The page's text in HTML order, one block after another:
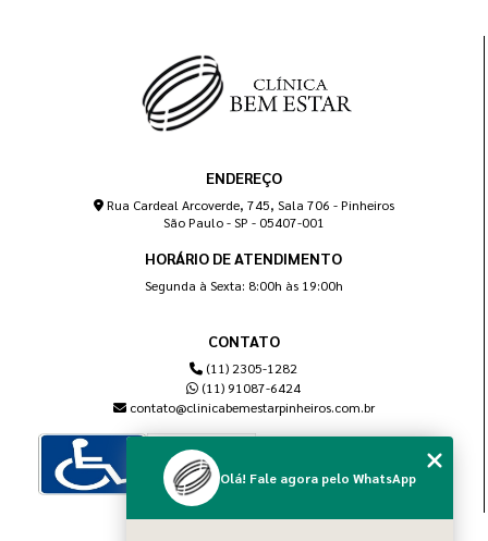
ENDEREÇO
Rua Cardeal Arcoverde, 745, Sala 706 - Pinheiros
São Paulo - SP - 05407-001
HORÁRIO DE ATENDIMENTO
Segunda à Sexta: 8:00h às 19:00h
CONTATO
(11) 2305-1282
(11) 91087-6424
contato@clinicabemestarpinheiros.com.br
Olá! Fale agora pelo WhatsApp